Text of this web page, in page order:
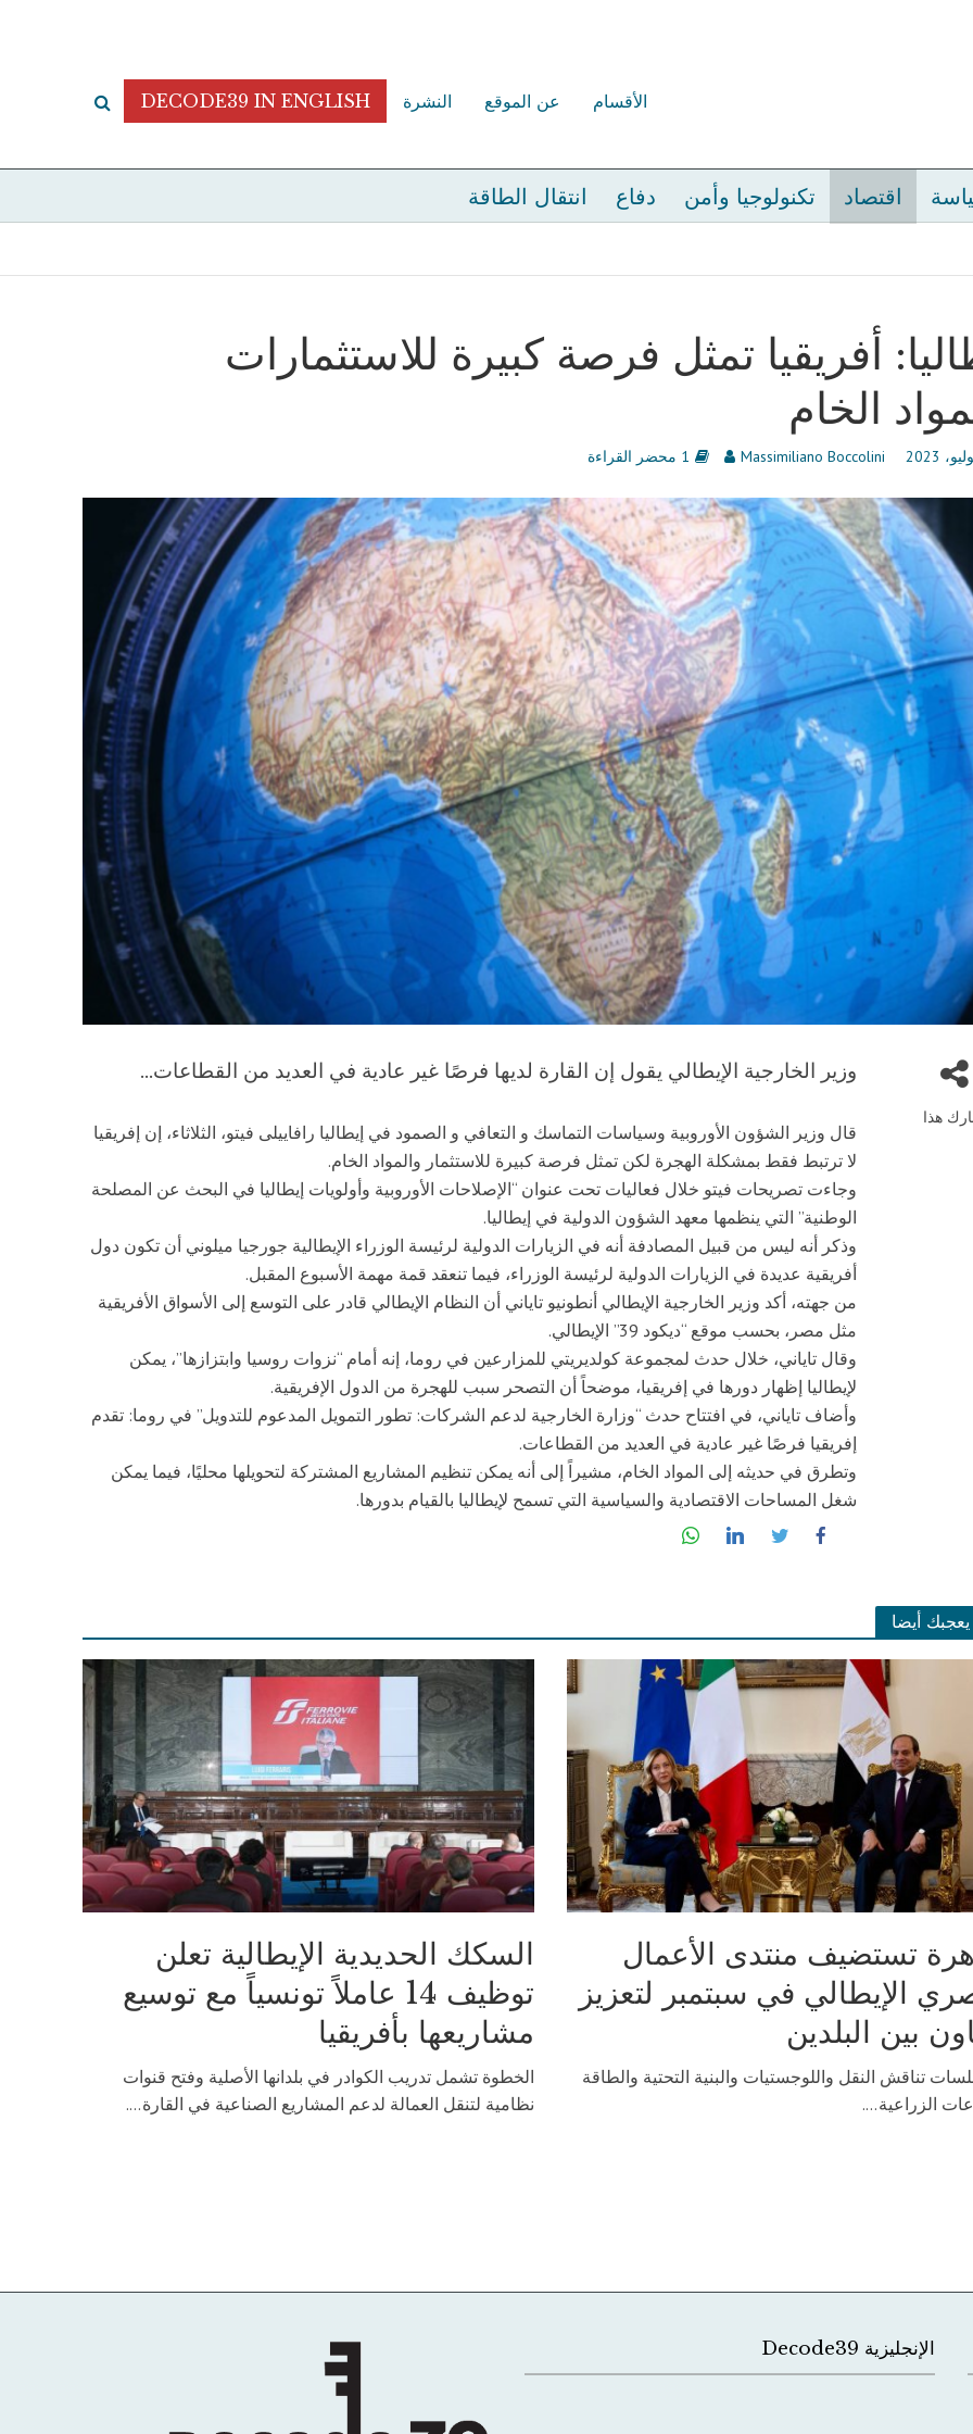
الأقسام عن الموقع النشرة DECODE39 IN ENGLISH
اقتصاد تكنولوجيا وأمن دفاع انتقال الطاقة
أفريقيا تمثل فرصة كبيرة للاستثمارات
الخام
Massimiliano Boccolini 1 محضر القراءة
هذا
وزير الخارجية الإيطالي يقول إن القارة لديها فرصًا غير عادية في العديد من القطاعات...
قال وزير الشؤون الأوروبية وسياسات التماسك و التعافي و الصمود في إيطاليا رافاييلى فيتو، الثلاثاء، إن إفريقيا
لا ترتبط فقط بمشكلة الهجرة لكن تمثل فرصة كبيرة للاستثمار والمواد الخام.
وجاءت تصريحات فيتو خلال فعاليات تحت عنوان “الإصلاحات الأوروبية وأولويات إيطاليا في البحث عن المصلحة
الوطنية” التي ينظمها معهد الشؤون الدولية في إيطاليا.
وذكر أنه ليس من قبيل المصادفة أنه في الزيارات الدولية لرئيسة الوزراء الإيطالية جورجيا ميلوني أن تكون دول
أفريقية عديدة في الزيارات الدولية لرئيسة الوزراء، فيما تنعقد قمة مهمة الأسبوع المقبل.
من جهته، أكد وزير الخارجية الإيطالي أنطونيو تاياني أن النظام الإيطالي قادر على التوسع إلى الأسواق الأفريقية
مثل مصر، بحسب موقع “ديكود 39” الإيطالي.
وقال تاياني، خلال حدث لمجموعة كولديريتي للمزارعين في روما، إنه أمام “نزوات روسيا وابتزازها”، يمكن
لإيطاليا إظهار دورها في إفريقيا، موضحاً أن التصحر سبب للهجرة من الدول الإفريقية.
وأضاف تاياني، في افتتاح حدث “وزارة الخارجية لدعم الشركات: تطور التمويل المدعوم للتدويل” في روما: تقدم
إفريقيا فرصًا غير عادية في العديد من القطاعات.
وتطرق في حديثه إلى المواد الخام، مشيراً إلى أنه يمكن تنظيم المشاريع المشتركة لتحويلها محليًا، فيما يمكن
شغل المساحات الاقتصادية والسياسية التي تسمح لإيطاليا بالقيام بدورها.
يعجبك أيضا
تستضيف منتدى الأعمال
الإيطالي في سبتمبر لتعزيز
بين البلدين
تناقش النقل واللوجستيات والبنية التحتية والطاقة
الزراعية....
السكك الحديدية الإيطالية تعلن
توظيف 14 عاملاً تونسياً مع توسيع
مشاريعها بأفريقيا
الخطوة تشمل تدريب الكوادر في بلدانها الأصلية وفتح قنوات
نظامية لتنقل العمالة لدعم المشاريع الصناعية في القارة....
الإنجليزية Decode39